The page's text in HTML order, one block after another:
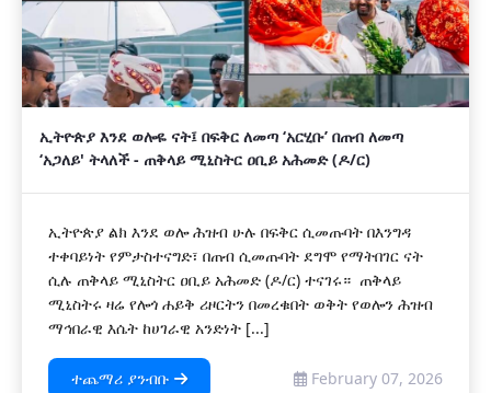
ኢትዮጵያ እንደ ወሎዬ ናት፤ በፍቅር ለመጣ ‘አርሂቡ’ በጠብ ለመጣ
‘አጋለይ' ትላለች - ጠቅላይ ሚኒስትር ዐቢይ አሕመድ (ዶ/ር)
ኢትዮጵያ ልክ እንደ ወሎ ሕዝብ ሁሉ በፍቅር ሲመጡባት በእንግዳ
ተቀባይነት የምታስተናግድ፣ በጠብ ሲመጡባት ደግሞ የማትበገር ናት
ሲሉ ጠቅላይ ሚኒስትር ዐቢይ አሕመድ (ዶ/ር) ተናገሩ። ጠቅላይ
ሚኒስትሩ ዛሬ የሎጎ ሐይቅ ሪዞርትን በመረቁበት ወቅት የወሎን ሕዝብ
ማኅበራዊ እሴት ከሀገራዊ አንድነት [...]
ተጨማሪ ያንብቡ February 07, 2026